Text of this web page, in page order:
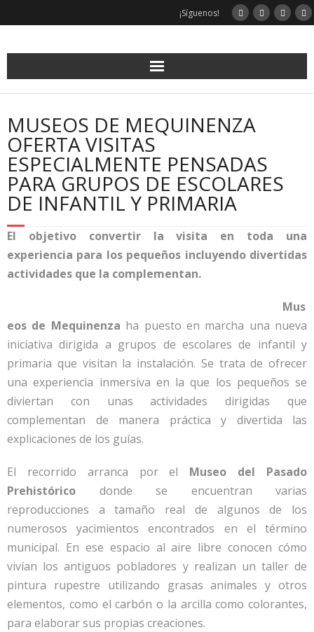
¡Síguenos!
MUSEOS DE MEQUINENZA
OFERTA VISITAS
ESPECIALMENTE PENSADAS
PARA GRUPOS DE ESCOLARES
DE INFANTIL Y PRIMARIA
El objetivo convertir la visita en toda una
experiencia para los pequeños incluyendo divertidas
actividades que la complementan.
Mus
eos de Mequinenza ha puesto en marcha una nueva
iniciativa dirigida a grupos de escolares de infantil y
primaria que visitan la instalación. Se trata de ofrecer
una experiencia inmersiva en la que los pequeños se
diviertan con unas actividades dirigidas que
complementan de manera práctica y divertida las
explicaciones de los guías.
El recorrido arranca por el Museo del Pasado
Prehistórico donde se encuentran varias
reproducciones a tamaño real de algunos de los
numerosos yacimientos encontrados en el término
municipal. En ese espacio al aire libre conocen cómo
vivían los antiguos pobladores y realizan un taller de
pintura rupestre utilizando grasas animales y otros
elementos, como el carbón o la arcilla como colorantes,
para elaborar sus propias creaciones.